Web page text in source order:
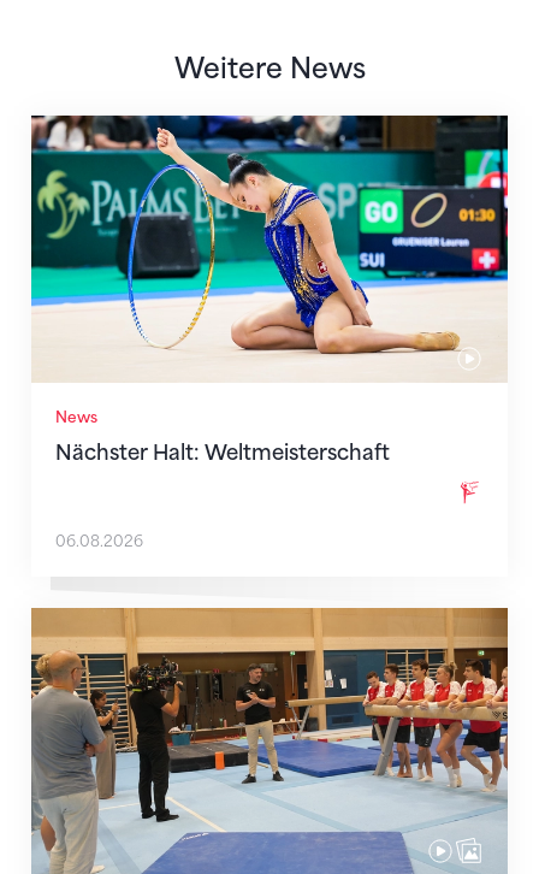
Weitere News
News
Nächster Halt: Weltmeisterschaft
Nächster Halt: Weltmeisterschaft
06.08.2026
Mit klaren Zielen nach Zagreb